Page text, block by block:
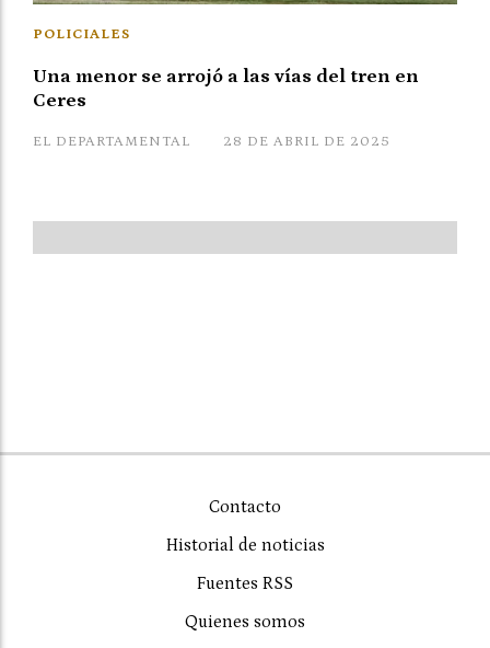
Una menor se arrojó a las vías del tren en
Ceres
EL DEPARTAMENTAL
POLICIALES
28 DE ABRIL DE 2025
Contacto
Historial de noticias
Fuentes RSS
Quienes somos